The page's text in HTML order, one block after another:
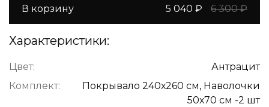
В корзину 5 040 ₽ 6 300 ₽
Характеристики:
Цвет:
Антрацит
Комплект:
Покрывало 240х260 см, Наволочки
50х70 см -2 шт